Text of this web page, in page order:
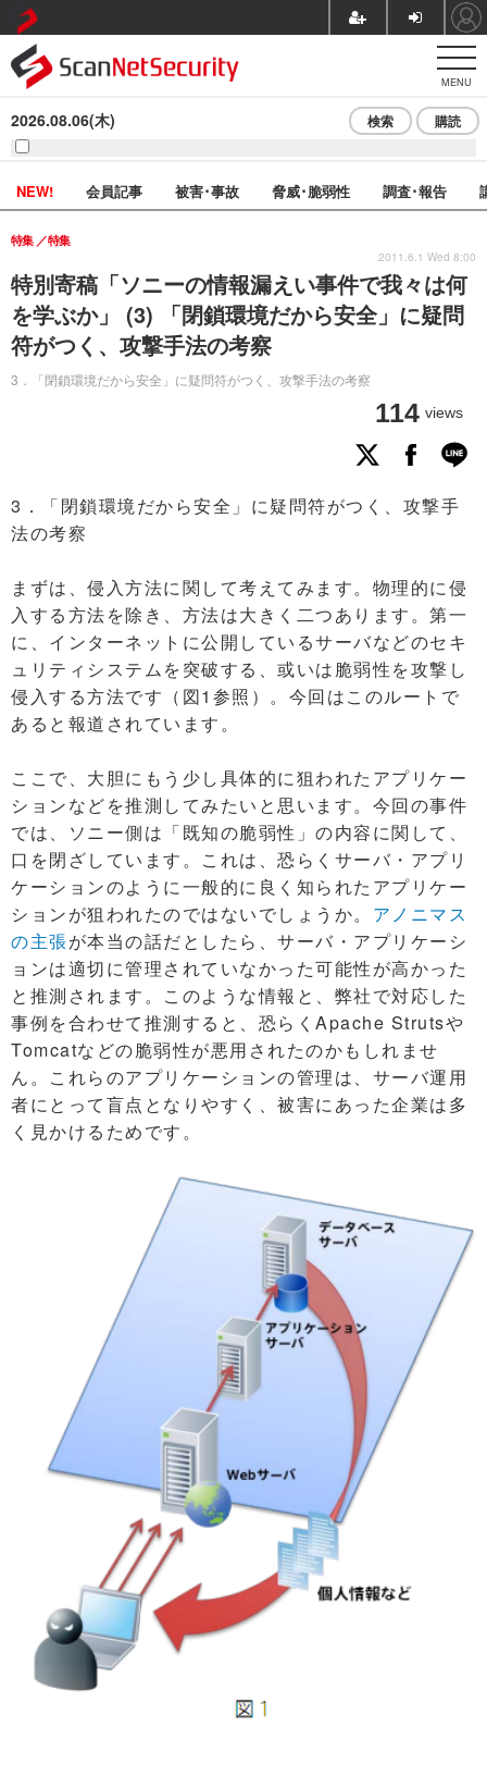
MENU
2026.08.06(木) 検索 購読
NEW! 会員記事 被害･事故 脅威･脆弱性 調査･報告
特別寄稿「ソニーの情報漏えい事件で我々は何
を学ぶか」 (3) 「閉鎖環境だから安全」に疑問
符がつく、攻撃手法の考察
3．「閉鎖環境だから安全」に疑問符がつく、攻撃手法の考察
特集 特集
114 views
2011.6.1 Wed 8:00
3．「閉鎖環境だから安全」に疑問符がつく、攻撃手
法の考察
まずは、侵入方法に関して考えてみます。物理的に侵
入する方法を除き、方法は大きく二つあります。第一
に、インターネットに公開しているサーバなどのセキ
ュリティシステムを突破する、或いは脆弱性を攻撃し
侵入する方法です（図1参照）。今回はこのルートで
あると報道されています。
ここで、大胆にもう少し具体的に狙われたアプリケー
ションなどを推測してみたいと思います。今回の事件
では、ソニー側は「既知の脆弱性」の内容に関して、
口を閉ざしています。これは、恐らくサーバ・アプリ
ケーションのように一般的に良く知られたアプリケー
ションが狙われたのではないでしょうか。 アノニマス
の主張が本当の話だとしたら、サーバ・アプリケーシ
ョンは適切に管理されていなかった可能性が高かった
と推測されます。このような情報と、弊社で対応した
事例を合わせて推測すると、恐らくApache Strutsや
Tomcatなどの脆弱性が悪用されたのかもしれませ
ん。これらのアプリケーションの管理は、サーバ運用
者にとって盲点となりやすく、被害にあった企業は多
く見かけるためです。